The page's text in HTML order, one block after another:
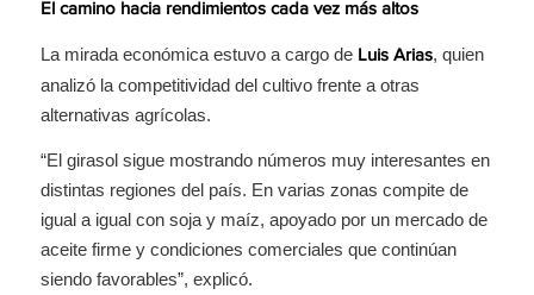
El camino hacia rendimientos cada vez más altos
La mirada económica estuvo a cargo de Luis Arias, quien
analizó la competitividad del cultivo frente a otras
alternativas agrícolas.
“El girasol sigue mostrando números muy interesantes en
distintas regiones del país. En varias zonas compite de
igual a igual con soja y maíz, apoyado por un mercado de
aceite firme y condiciones comerciales que continúan
siendo favorables”, explicó.